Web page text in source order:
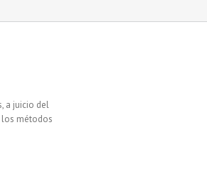
a juicio del
los métodos